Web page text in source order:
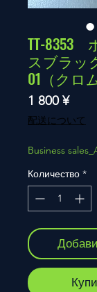
TT-8353
スブラッ
01（クロ
1 800 ¥Цена
配送について
Business
Количество *